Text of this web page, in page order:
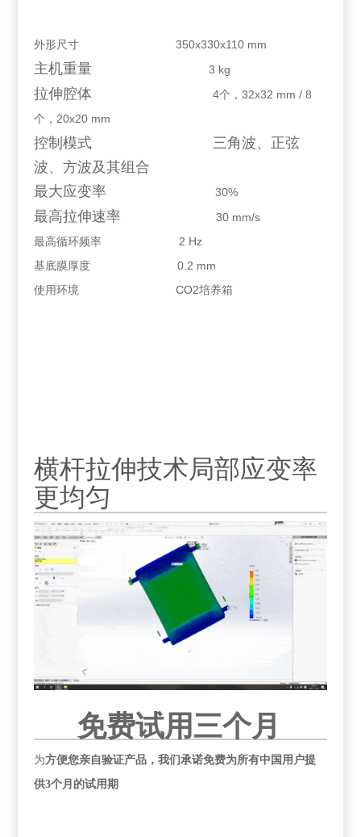
外形尺寸350x330x110 mm
主机重量3 kg
拉伸腔体4个，32x32 mm /8
个， 20x20 mm
控制模式 三角波、正弦
波、方波及其组合
最大应变率30%
最高拉伸速率
30 mm/s
最高循环频率
2 Hz
基底膜厚度0.2 mm
使用环境CO2培养箱
横杆拉伸技术局部应变率
更均匀
免费试用三个月
为方便您亲自验证产品，我们承诺免费为所有中国用户提
供3个月的试用期